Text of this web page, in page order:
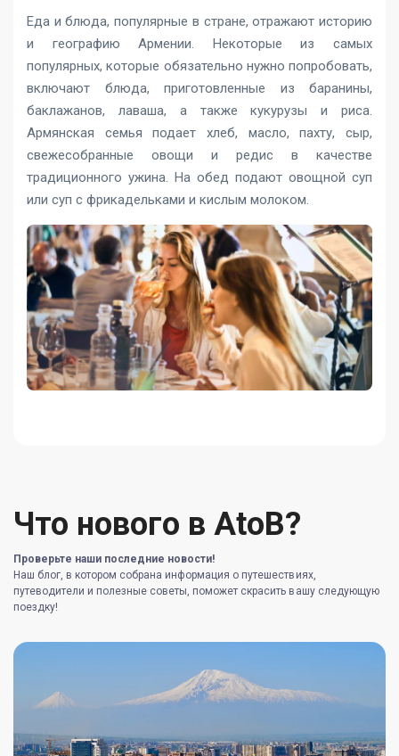
Еда и блюда, популярные в стране, отражают историю
и географию Армении. Некоторые из самых
популярных, которые обязательно нужно попробовать,
включают блюда, приготовленные из баранины,
баклажанов, лаваша, а также кукурузы и риса.
Армянская семья подает хлеб, масло, пахту, сыр,
свежесобранные овощи и редис в качестве
традиционного ужина. На обед подают овощной суп
или суп с фрикадельками и кислым молоком.
Что нового в AtoB?
Проверьте наши последние новости!
Наш блог, в котором собрана информация о путешествиях,
путеводители и полезные советы, поможет скрасить вашу следующую
поездку!